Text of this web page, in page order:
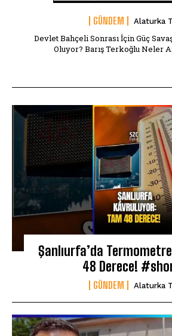
GÜNDEM Alaturka
Devlet Bahçeli Sonrası İçin Güç
Oluyor? Barış Terkoğlu Neler
Şanlıurfa’da
48 Derece!
GÜNDEM Alaturka